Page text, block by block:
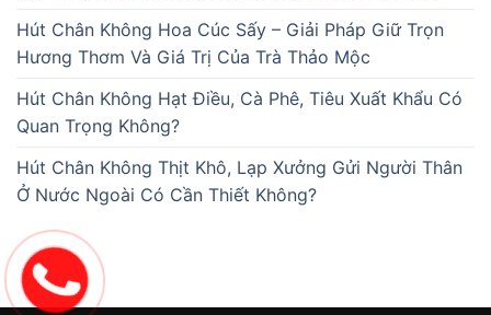
Hút Chân Không Hoa Cúc Sấy – Giải Pháp Giữ Trọn
Hương Thơm Và Giá Trị Của Trà Thảo Mộc
Hút Chân Không Hạt Điều, Cà Phê, Tiêu Xuất Khẩu Có
Quan Trọng Không?
Hút Chân Không Thịt Khô, Lạp Xưởng Gửi Người Thân
Ở Nước Ngoài Có Cần Thiết Không?